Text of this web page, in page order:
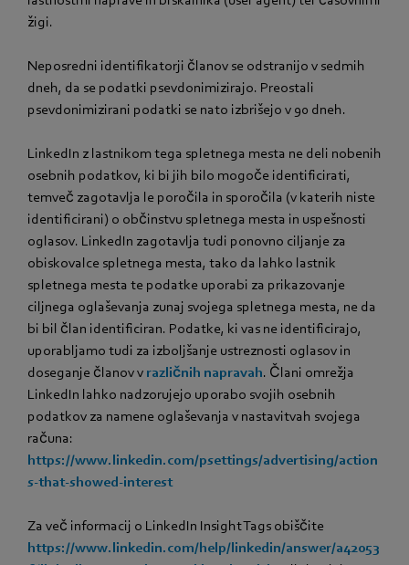
žigi.
Neposredni identifikatorji članov se odstranijo v sedmih
dneh, da se podatki psevdonimizirajo. Preostali
psevdonimizirani podatki se nato izbrišejo v 90 dneh.
LinkedIn z lastnikom tega spletnega mesta ne deli nobenih
osebnih podatkov, ki bi jih bilo mogoče identificirati,
temveč zagotavlja le poročila in sporočila (v katerih niste
identificirani) o občinstvu spletnega mesta in uspešnosti
oglasov. LinkedIn zagotavlja tudi ponovno ciljanje za
obiskovalce spletnega mesta, tako da lahko lastnik
spletnega mesta te podatke uporabi za prikazovanje
ciljnega oglaševanja zunaj svojega spletnega mesta, ne da
bi bil član identificiran. Podatke, ki vas ne identificirajo,
uporabljamo tudi za izboljšanje ustreznosti oglasov in
doseganje članov v različnih napravah. Člani omrežja
LinkedIn lahko nadzorujejo uporabo svojih osebnih
podatkov za namene oglaševanja v nastavitvah svojega
računa:
https://www.linkedin.com/psettings/advertising/action
s-that-showed-interest
Za več informacij o LinkedIn Insight Tags obiščite
https://www.linkedin.com/help/linkedin/answer/a42053